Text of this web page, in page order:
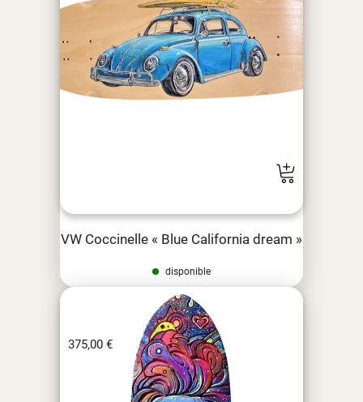
VW Coccinelle « Blue California dream »
disponible
375,00 €